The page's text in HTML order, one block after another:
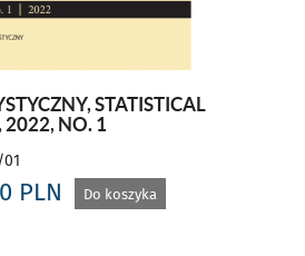
STATISTICAL
2022, NO. 1
PLN Do koszyka